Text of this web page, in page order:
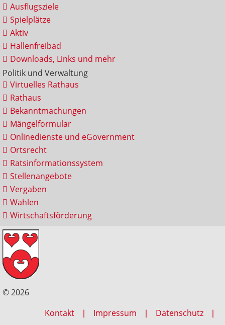
Ausflugsziele
Spielplätze
Aktiv
Hallenfreibad
Downloads, Links und mehr
Politik und Verwaltung
Virtuelles Rathaus
Rathaus
Bekanntmachungen
Mängelformular
Onlinedienste und eGovernment
Ortsrecht
Ratsinformationssystem
Stellenangebote
Vergaben
Wahlen
Wirtschaftsförderung
© 2026
Kontakt
Impressum Datenschutz